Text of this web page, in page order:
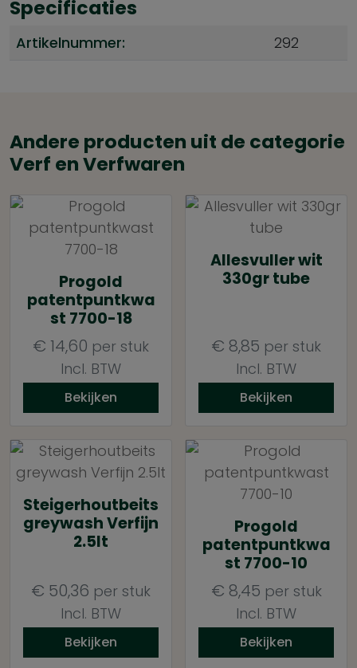
Specificaties
Artikelnummer: 292
Andere producten uit de categorie
Verf en Verfwaren
Progold
patentpuntkwa
st 7700-18
€ 14,60 per stuk
Incl. BTW
Bekijken
Allesvuller wit
330gr tube
€ 8,85 per stuk
Incl. BTW
Bekijken
Steigerhoutbeits
greywash Verfijn
2.5lt
€ 50,36 per stuk
Incl. BTW
Bekijken
Progold
patentpuntkwa
st 7700-10
€ 8,45 per stuk
Incl. BTW
Bekijken